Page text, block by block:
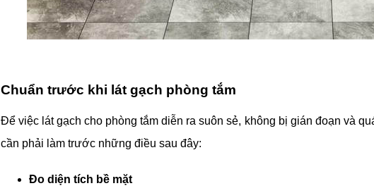
Chuẩn trước khi lát gạch phòng tắm
Để việc lát gạch cho phòng tắm diễn ra suôn sẻ, không bị gián đoạn và
cần phải làm trước những điều sau đây:
Đo diện tích bề mặt